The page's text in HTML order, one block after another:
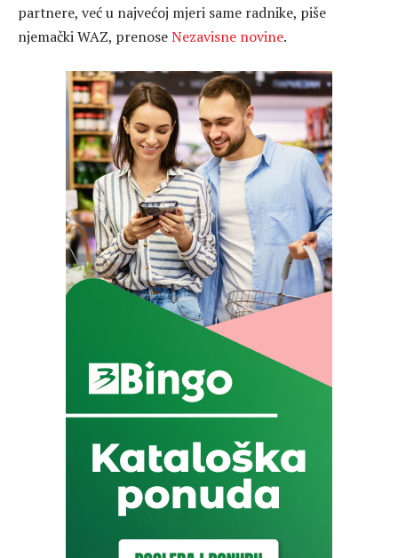
partnere, već u najvećoj mjeri same radnike, piše
njemački WAZ, prenoseNezavisne novine.